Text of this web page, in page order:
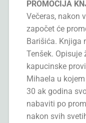
PROMOCIJA
Večeras, nakon
započet će
Barišića. Knjiga
Tenšek.
kapucinske
Mihaela u
30 ak godina
nabaviti po
nakon svih